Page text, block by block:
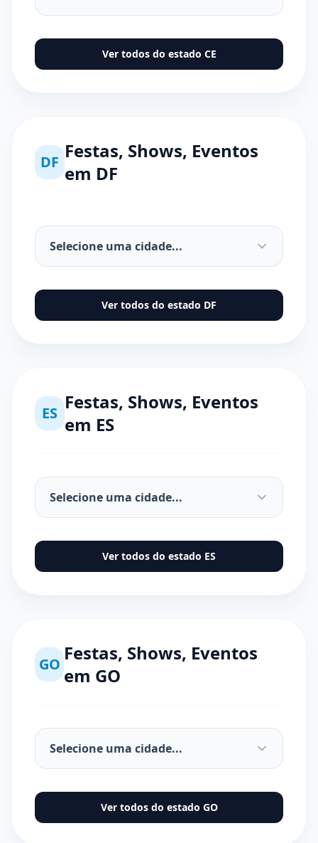
Ver todos do estado CE
DF Festas, Shows, Eventos
em DF
Ver todos do estado DF
ES Festas, Shows, Eventos
em ES
Ver todos do estado ES
GO Festas, Shows, Eventos
em GO
Ver todos do estado GO